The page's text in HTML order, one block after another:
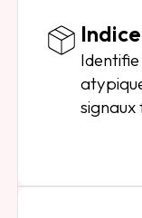
signaux